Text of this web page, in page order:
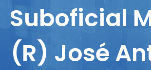
Columnistas
Suboficial
(R) José